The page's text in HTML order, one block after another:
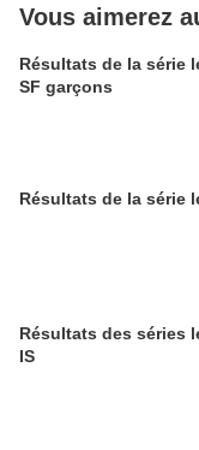
Vous aimerez
Résultats de la série
SF garçons
Résultats de la série
Résultats des séries
IS